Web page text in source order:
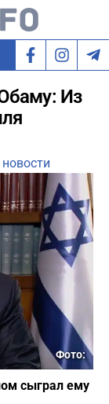
Из
Фото:
сыграл ему